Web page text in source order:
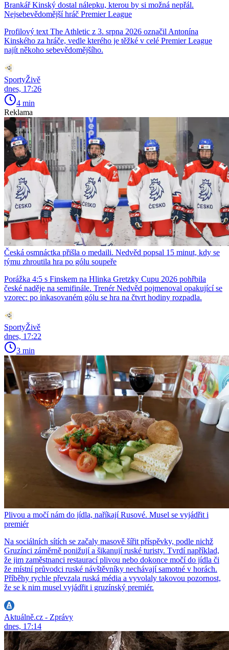
Brankář Kinský dostal nálepku, kterou by si možná nepřál.
Nejsebevědomější hráč Premier League
Profilový text The Athletic z 3. srpna 2026 označil Antonína
Kinského za hráče, vedle kterého je těžké v celé Premier League
najít někoho sebevědomějšího.
SportyŽivě
dnes, 17:26
4 min
Reklama
Česká osmnáctka přišla o medaili. Nedvěd popsal 15 minut, kdy se
týmu zhroutila hra po gólu soupeře
Porážka 4:5 s Finskem na Hlinka Gretzky Cupu 2026 pohřbila
české naděje na semifinále. Trenér Nedvěd pojmenoval opakující se
vzorec: po inkasovaném gólu se hra na čtvrt hodiny rozpadla.
SportyŽivě
dnes, 17:22
3 min
Plivou a močí nám do jídla, naříkají Rusové. Musel se vyjádřit i
premiér
Na sociálních sítích se začaly masově šířit příspěvky, podle nichž
Gruzínci záměrně ponižují a šikanují ruské turisty. Tvrdí například,
že jim zaměstnanci restaurací plivou nebo dokonce močí do jídla či
že místní průvodci ruské návštěvníky nechávají samotné v horách.
Příběhy rychle převzala ruská média a vyvolaly takovou pozornost,
že se k nim musel vyjádřit i gruzínský premiér.
Aktuálně.cz - Zprávy
dnes, 17:14